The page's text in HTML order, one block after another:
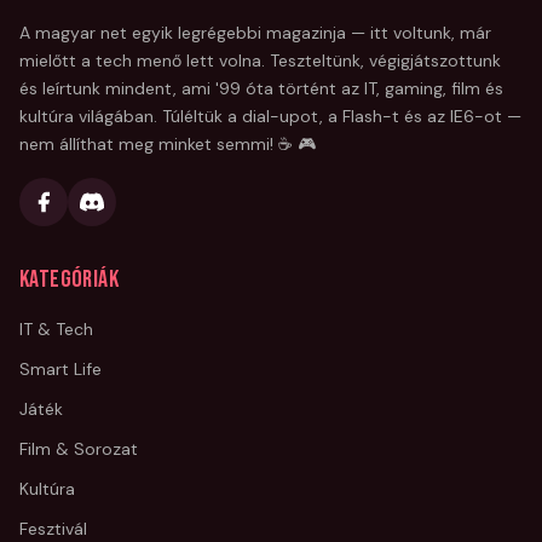
A magyar net egyik legrégebbi magazinja — itt voltunk, már
mielőtt a tech menő lett volna. Teszteltünk, végigjátszottunk
és leírtunk mindent, ami '99 óta történt az IT, gaming, film és
kultúra világában. Túléltük a dial-upot, a Flash-t és az IE6-ot —
nem állíthat meg minket semmi! ☕ 🎮
Kategóriák
IT & Tech
Smart Life
Játék
Film & Sorozat
Kultúra
Fesztivál